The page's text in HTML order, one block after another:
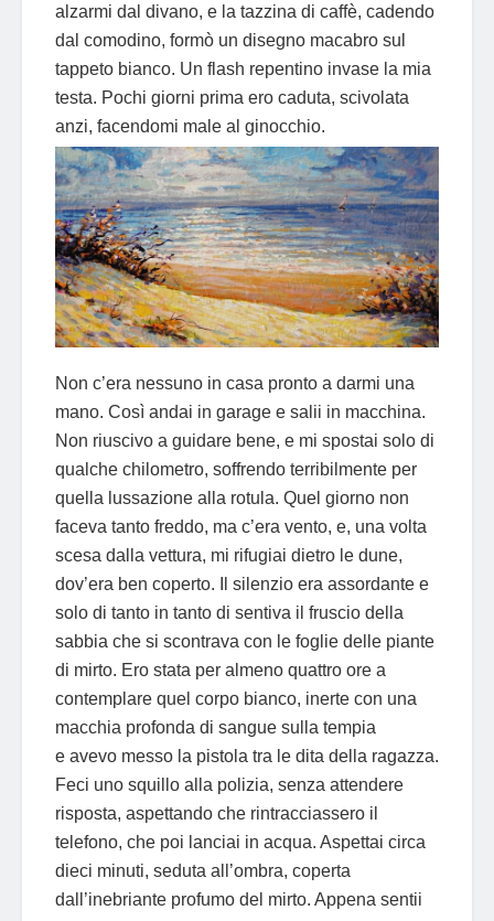
alzarmi dal divano, e la tazzina di caffè, cadendo
dal comodino, formò un disegno macabro sul
tappeto bianco. Un flash repentino invase la mia
testa. Pochi giorni prima ero caduta, scivolata
anzi, facendomi male al ginocchio.
Non c’era nessuno in casa pronto a darmi una
mano. Così andai in garage e salii in macchina.
Non riuscivo a guidare bene, e mi spostai solo di
qualche chilometro, soffrendo terribilmente per
quella lussazione alla rotula. Quel giorno non
faceva tanto freddo, ma c’era vento, e, una volta
scesa dalla vettura, mi rifugiai dietro le dune,
dov’era ben coperto. Il silenzio era assordante e
solo di tanto in tanto di sentiva il fruscio della
sabbia che si scontrava con le foglie delle piante
di mirto. Ero stata per almeno quattro ore a
contemplare quel corpo bianco, inerte con una
macchia profonda di sangue sulla tempia
e avevo messo la pistola tra le dita della ragazza.
Feci uno squillo alla polizia, senza attendere
risposta, aspettando che rintracciassero il
telefono, che poi lanciai in acqua. Aspettai circa
dieci minuti, seduta all’ombra, coperta
dall’inebriante profumo del mirto. Appena sentii